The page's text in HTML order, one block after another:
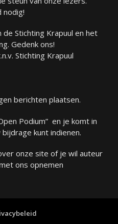
nodig!
de Stichting Krapuul en het
Gedenk ons!
Stichting Krapuul
berichten plaatsen.
Podium” en je komt in
kunt indienen.
onze site of je wil auteur
ons opnemen